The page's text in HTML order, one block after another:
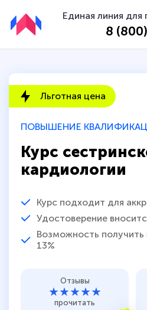
Единая линия
8
ПОВЫШЕНИЕ
Курс
кардиологии
Курс подходит для
Удостоверение
Возможность получить
13%
Льготная цена
Отзывы
★★★★★
прочитать